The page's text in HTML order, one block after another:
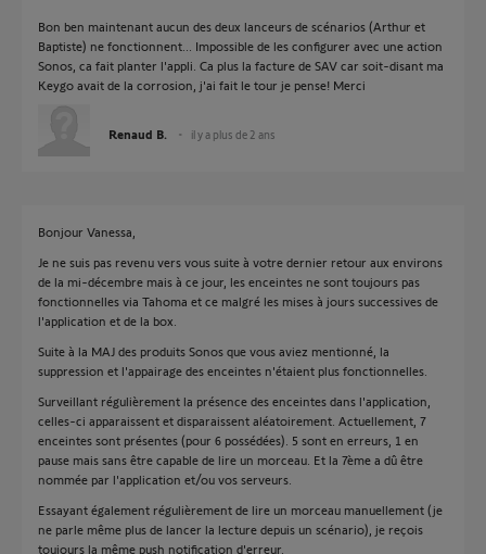
Bon ben maintenant aucun des deux lanceurs de scénarios (Arthur et
Baptiste) ne fonctionnent... Impossible de les configurer avec une action
Sonos, ca fait planter l'appli. Ca plus la facture de SAV car soit-disant ma
Keygo avait de la corrosion, j'ai fait le tour je pense! Merci
Renaud B. il y a plus de 2 ans
Bonjour Vanessa,
Je ne suis pas revenu vers vous suite à votre dernier retour aux environs
de la mi-décembre mais à ce jour, les enceintes ne sont toujours pas
fonctionnelles via Tahoma et ce malgré les mises à jours successives de
l'application et de la box.
Suite à la MAJ des produits Sonos que vous aviez mentionné, la
suppression et l'appairage des enceintes n'étaient plus fonctionnelles.
Surveillant régulièrement la présence des enceintes dans l'application,
celles-ci apparaissent et disparaissent aléatoirement. Actuellement, 7
enceintes sont présentes (pour 6 possédées). 5 sont en erreurs, 1 en
pause mais sans être capable de lire un morceau. Et la 7ème a dû être
nommée par l'application et/ou vos serveurs.
Essayant également régulièrement de lire un morceau manuellement (je
ne parle même plus de lancer la lecture depuis un scénario), je reçois
toujours la même push notification d'erreur.